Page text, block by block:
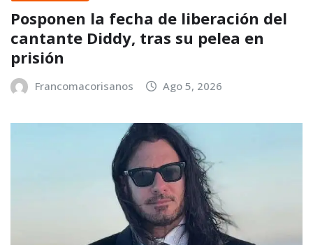
Posponen la fecha de liberación del
cantante Diddy, tras su pelea en
prisión
Francomacorisanos Ago 5, 2026